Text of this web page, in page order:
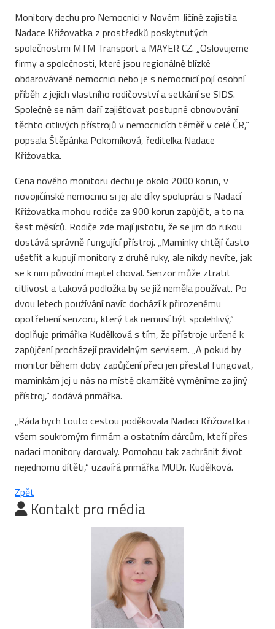
Monitory dechu pro Nemocnici v Novém Jičíně zajistila
Nadace Křižovatka z prostředků poskytnutých
společnostmi MTM Transport a MAYER CZ. „Oslovujeme
firmy a společnosti, které jsou regionálně blízké
obdarovávané nemocnici nebo je s nemocnicí pojí osobní
příběh z jejich vlastního rodičovství a setkání se SIDS.
Společně se nám daří zajišťovat postupné obnovování
těchto citlivých přístrojů v nemocnicích téměř v celé ČR,“
popsala Štěpánka Pokorníková, ředitelka Nadace
Křižovatka.
Cena nového monitoru dechu je okolo 2000 korun, v
novojičínské nemocnici si jej ale díky spolupráci s Nadací
Křižovatka mohou rodiče za 900 korun zapůjčit, a to na
šest měsíců. Rodiče zde mají jistotu, že se jim do rukou
dostává správně fungující přístroj. „Maminky chtějí často
ušetřit a kupují monitory z druhé ruky, ale nikdy nevíte, jak
se k nim původní majitel choval. Senzor může ztratit
citlivost a taková podložka by se již neměla používat. Po
dvou letech používání navíc dochází k přirozenému
opotřebení senzoru, který tak nemusí být spolehlivý,“
doplňuje primářka Kudělková s tím, že přístroje určené k
zapůjčení procházejí pravidelným servisem. „A pokud by
monitor během doby zapůjčení přeci jen přestal fungovat,
maminkám jej u nás na místě okamžitě vyměníme za jiný
přístroj,“ dodává primářka.
„Ráda bych touto cestou poděkovala Nadaci Křižovatka i
všem soukromým firmám a ostatním dárcům, kteří přes
nadaci monitory darovaly. Pomohou tak zachránit život
nejednomu dítěti,“ uzavírá primářka MUDr. Kudělková.
Zpět
Kontakt pro média